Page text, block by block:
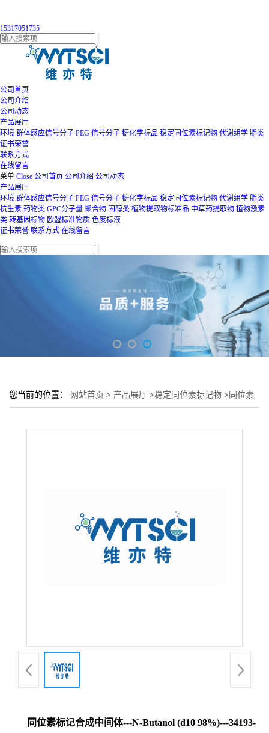
15317051735
公司首页
公司介绍
公司动态
产品展厅
环境 群体感应信号分子 PEG 信号分子 糖化学标品 稳定同位素标记物 代谢组学 脂类
证书荣誉
联系方式
在线留言
菜单 Close 公司首页 公司介绍 公司动态
产品展厅
环境 群体感应信号分子 PEG 信号分子 糖化学标品 稳定同位素标记物 代谢组学 脂类
抗生素 药物类 GPC分子量 聚合物 固醇类 植物提取物标准品 中草药提取物 植物激素
类 转基因标物 欧盟标准物质 色度标液
证书荣誉 联系方式 在线留言
您当前的位置： 网站首页 > 产品展厅 >稳定同位素标记物 > 同位素
同位素标记合成中间体---N-Butanol (d10 98%)---34193-